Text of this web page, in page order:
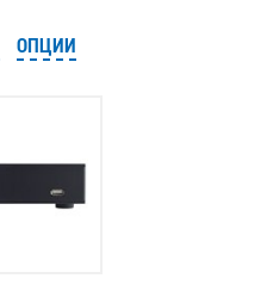
ОПЦИИ